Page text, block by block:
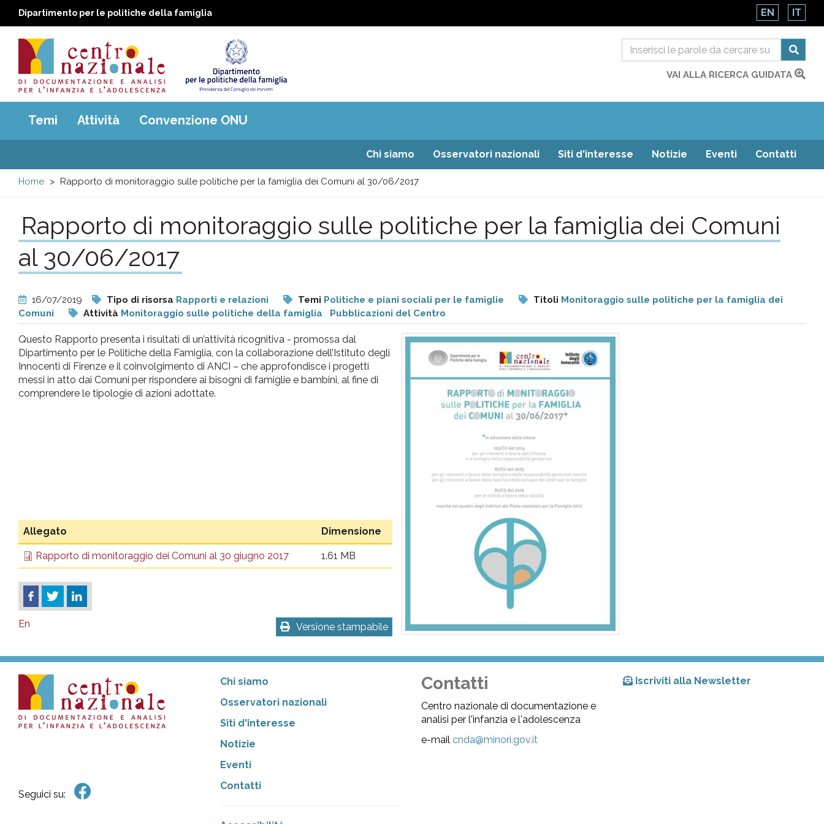
Dipartimento per le politiche della famiglia EN IT
Centro
nazionale
di
e
analisi
pr
l'infanzia
e
l'adolescenza
VAI ALLA RICERCA GUIDATA
Main
menu
Temi Attività Convenzione ONU
Chi siamo Osservatori nazionali Siti d'interesse Notizie Eventi Contatti
Home Rapporto di monitoraggio sulle politiche per la famiglia dei Comuni al 30/06/2017
Rapporto di monitoraggio sulle politiche per la famiglia dei Comuni
al 30/06/2017
16/07/2019 Tipo di risorsa Rapporti e relazioni Temi Politiche e piani sociali per le famiglie Titoli Monitoraggio sulle politiche per la famiglia dei
Comuni
Attività Monitoraggio sulle politiche della famiglia Pubblicazioni del Centro
Questo Rapporto presenta i risultati di un’attività ricognitiva - promossa dal
Dipartimento per le Politiche della Famiglia, con la collaborazione dell’Istituto degli
Innocenti di Firenze e il coinvolgimento di ANCI – che approfondisce i progetti
messi in atto dai Comuni per rispondere ai bisogni di famiglie e bambini, al fine di
comprendere le tipologie di azioni adottate.
Allegato Dimensione
Rapporto di monitoraggio dei Comuni al 30 giugno 2017 1.61 MB
Versione stampabile
En
Seguici su:
Chi siamo
Osservatori nazionali
Siti d'interesse
Notizie
Eventi
Contatti
Contatti
Centro nazionale di documentazione e
analisi per l'infanzia e l'adolescenza
e-mailcnda@minori.gov.it
Iscriviti alla Newsletter